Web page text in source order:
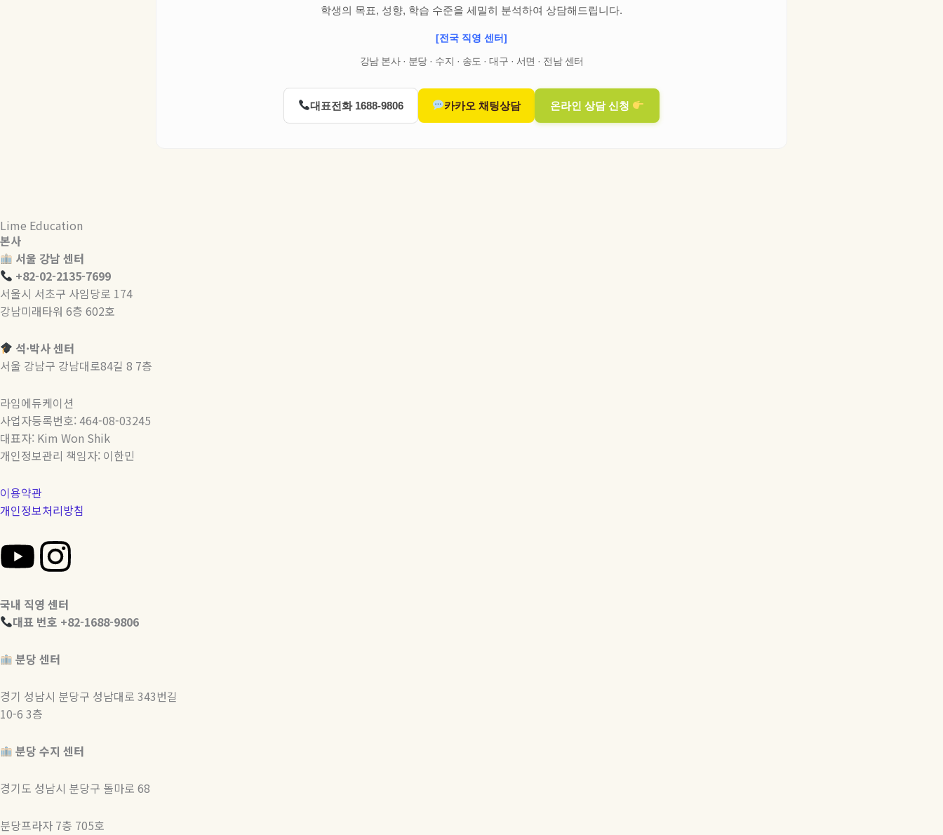
학생의 목표, 성향, 학습 수준을 세밀히 분석하여 상담해드립니다.
[전국 직영 센터]
강남 본사 · 분당 · 수지 · 송도 · 대구 · 서면 · 전남 센터
대표전화 1688-9806 카카오 채팅상담 온라인 상담 신청
Lime Education
본사
서울 강남 센터
+82-02-2135-7699
서울시 서초구 사임당로 174
강남미래타워 6층 602호
석·박사 센터
서울 강남구 강남대로84길 8 7층
라임에듀케이션
사업자등록번호: 464-08-03245
대표자: Kim Won Shik
개인정보관리 책임자: 이한민
이용약관
개인정보처리방침
Y
o
u
t
u
b
e
I
n
s
t
a
r
a
국내 직영 센터
대표 번호 +82-1688-9806
분당 센터
경기 성남시 분당구 성남대로 343번길
10-6 3층
분당 수지 센터
경기도 성남시 분당구 돌마로 68
분당프라자 7층 705호